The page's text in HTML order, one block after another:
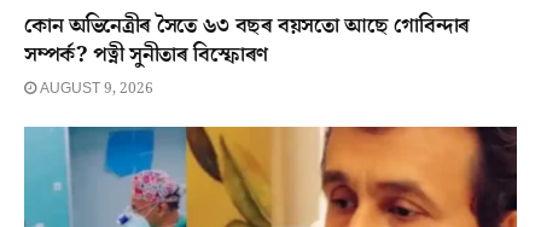
কোন অভিনেত্ৰীৰ সৈতে ৬৩ বছৰ বয়সতো আছে গোবিন্দাৰ
সম্পৰ্ক? পত্নী সুনীতাৰ বিস্ফোৰণ
AUGUST 9, 2026